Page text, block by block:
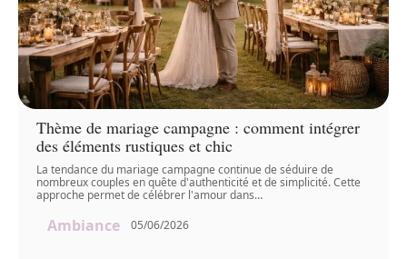
Thème de mariage campagne : comment intégrer
des éléments rustiques et chic
La tendance du mariage campagne continue de séduire de
nombreux couples en quête d'authenticité et de simplicité. Cette
approche permet de célébrer l'amour dans…
Ambiance 05/06/2026